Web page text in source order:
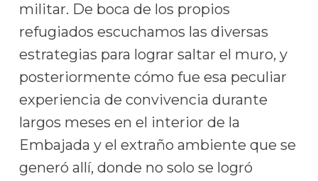
militar. De boca de los propios
refugiados escuchamos las diversas
estrategias para lograr saltar el muro, y
posteriormente cómo fue esa peculiar
experiencia de convivencia durante
largos meses en el interior de la
Embajada y el extraño ambiente que se
generó allí, donde no solo se logró